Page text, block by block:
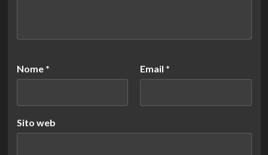
Nome * Email *
Sito web